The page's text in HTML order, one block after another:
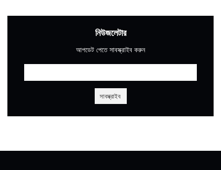
নিউজলেটার
আপডেট পেতে সাবস্ক্রাইব করুন